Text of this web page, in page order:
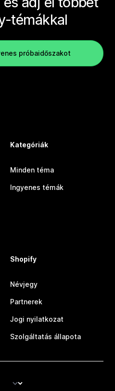
témákkal
próbaidőszakot
Kategóriák
Minden téma
Ingyenes témák
Shopify
Névjegy
Partnerek
Jogi nyilatkozat
Szolgáltatás állapota